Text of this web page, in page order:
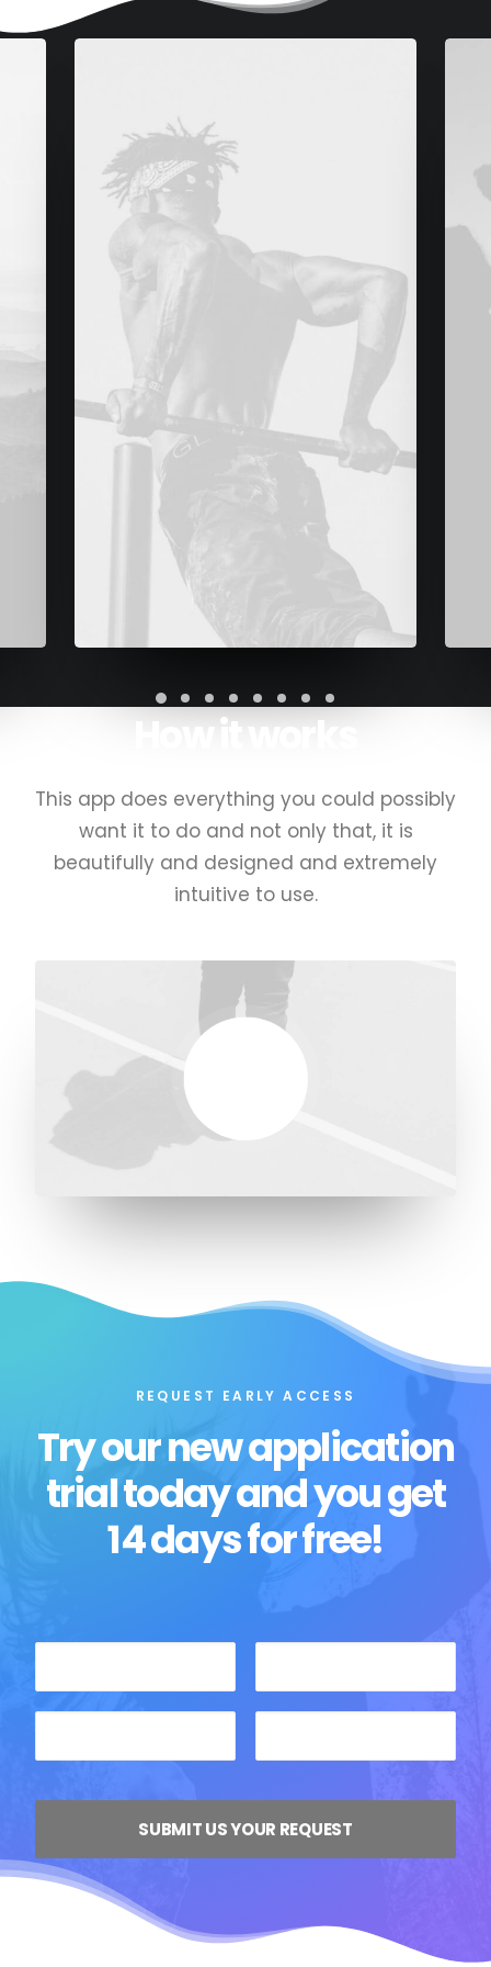
How it works
This app does everything you could possibly
want it to do and not only that, it is
beautifully and designed and extremely
intuitive to use.
REQUEST EARLY ACCESS
Try our new application
trial today and you get
14 days for free!